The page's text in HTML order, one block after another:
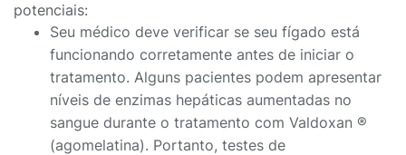
potenciais:
Seu médico deve verificar se seu fígado está
funcionando corretamente antes de iniciar o
tratamento. Alguns pacientes podem apresentar
níveis de enzimas hepáticas aumentadas no
sangue durante o tratamento com Valdoxan ®
(agomelatina). Portanto, testes de